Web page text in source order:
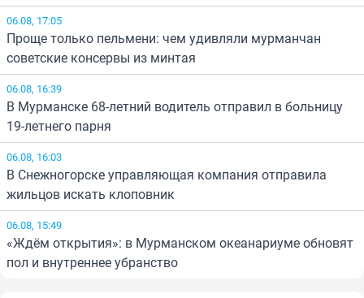
06.08, 17:05
Проще только пельмени: чем удивляли мурманчан
советские консервы из минтая
06.08, 16:39
В Мурманске 68-летний водитель отправил в больницу
19-летнего парня
06.08, 16:03
В Снежногорске управляющая компания отправила
жильцов искать клоповник
06.08, 15:49
«Ждём открытия»: в Мурманском океанариуме обновят
пол и внутреннее убранство